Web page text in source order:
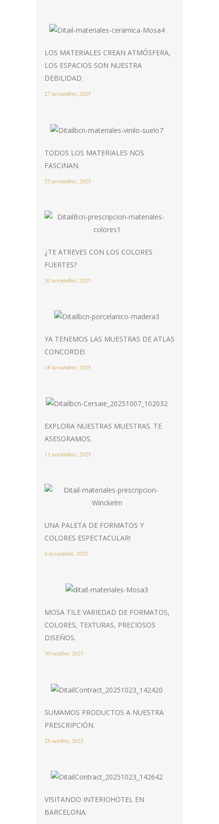
LOS MATERIALES CREAN ATMÓSFERA,
LOS ESPACIOS SON NUESTRA
DEBILIDAD.
27 noviembre, 2025
TODOS LOS MATERIALES NOS
FASCINAN.
25 noviembre, 2025
¿TE ATREVES CON LOS COLORES
FUERTES?
20 noviembre, 2025
YA TENEMOS LAS MUESTRAS DE ATLAS
CONCORDE!.
18 noviembre, 2025
EXPLORA NUESTRAS MUESTRAS. TE
ASESORAMOS.
13 noviembre, 2025
UNA PALETA DE FORMATOS Y
COLORES ESPECTACULAR!
6 noviembre, 2025
MOSA TILE VARIEDAD DE FORMATOS,
COLORES, TEXTURAS, PRECIOSOS
DISEÑOS.
30 octubre, 2025
SUMAMOS PRODUCTOS A NUESTRA
PRESCRIPCIÓN.
28 octubre, 2025
VISITANDO INTERIOHOTEL EN
BARCELONA.